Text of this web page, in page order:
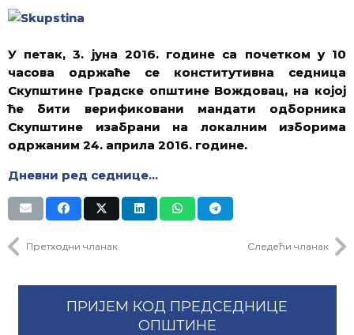
У петак, 3. јуна 2016. године са почетком у 10
часова одржаће се конститутивна седница
Скупштине Градске општине Вождовац, на којој
ће бити верификовани мандати одборника
Скупштине изабрани на локалним изборима
одржаним 24. априла 2016. године.
Дневни ред седнице…
Претходни чланак Следећи чланак
ПРИЈЕМ КОД ПРЕДСЕДНИЦЕ
ОПШТИНЕ